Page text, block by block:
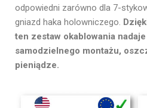
odpowiedni zarówno dla 7-
gniazd haka holowniczego.
ten zestaw okablowania
samodzielnego montażu,
pieniądze.